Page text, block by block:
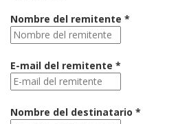
Nombre del remitente *
E-mail del remitente *
Nombre del destinatario *